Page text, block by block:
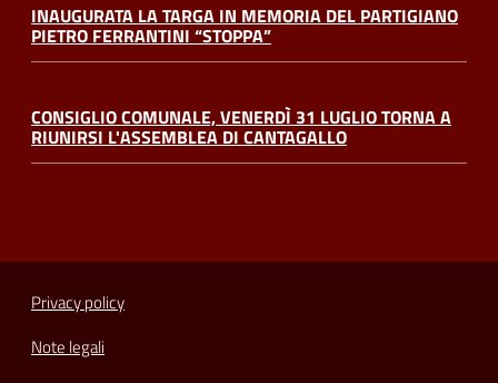
INAUGURATA LA TARGA IN MEMORIA DEL PARTIGIANO
PIETRO FERRANTINI “STOPPA”
CONSIGLIO COMUNALE, VENERDÌ 31 LUGLIO TORNA A
RIUNIRSI L'ASSEMBLEA DI CANTAGALLO
Privacy policy
Note legali